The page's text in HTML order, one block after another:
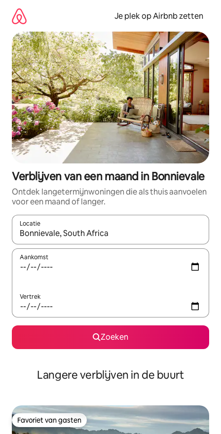
direct
naar
inhoud
Je plek op Airbnb zetten
Verblijven van een maand in Bonnievale
Ontdek langetermijnwoningen die als thuis aanvoelen
voor een maand of langer.
Locatie
Wanneer er resultaten beschikbaar zijn, maak je een keuze
Aankomst
Vertrek
Zoeken
Langere verblijven in de buurt
Favoriet van gasten
Favoriet van gasten